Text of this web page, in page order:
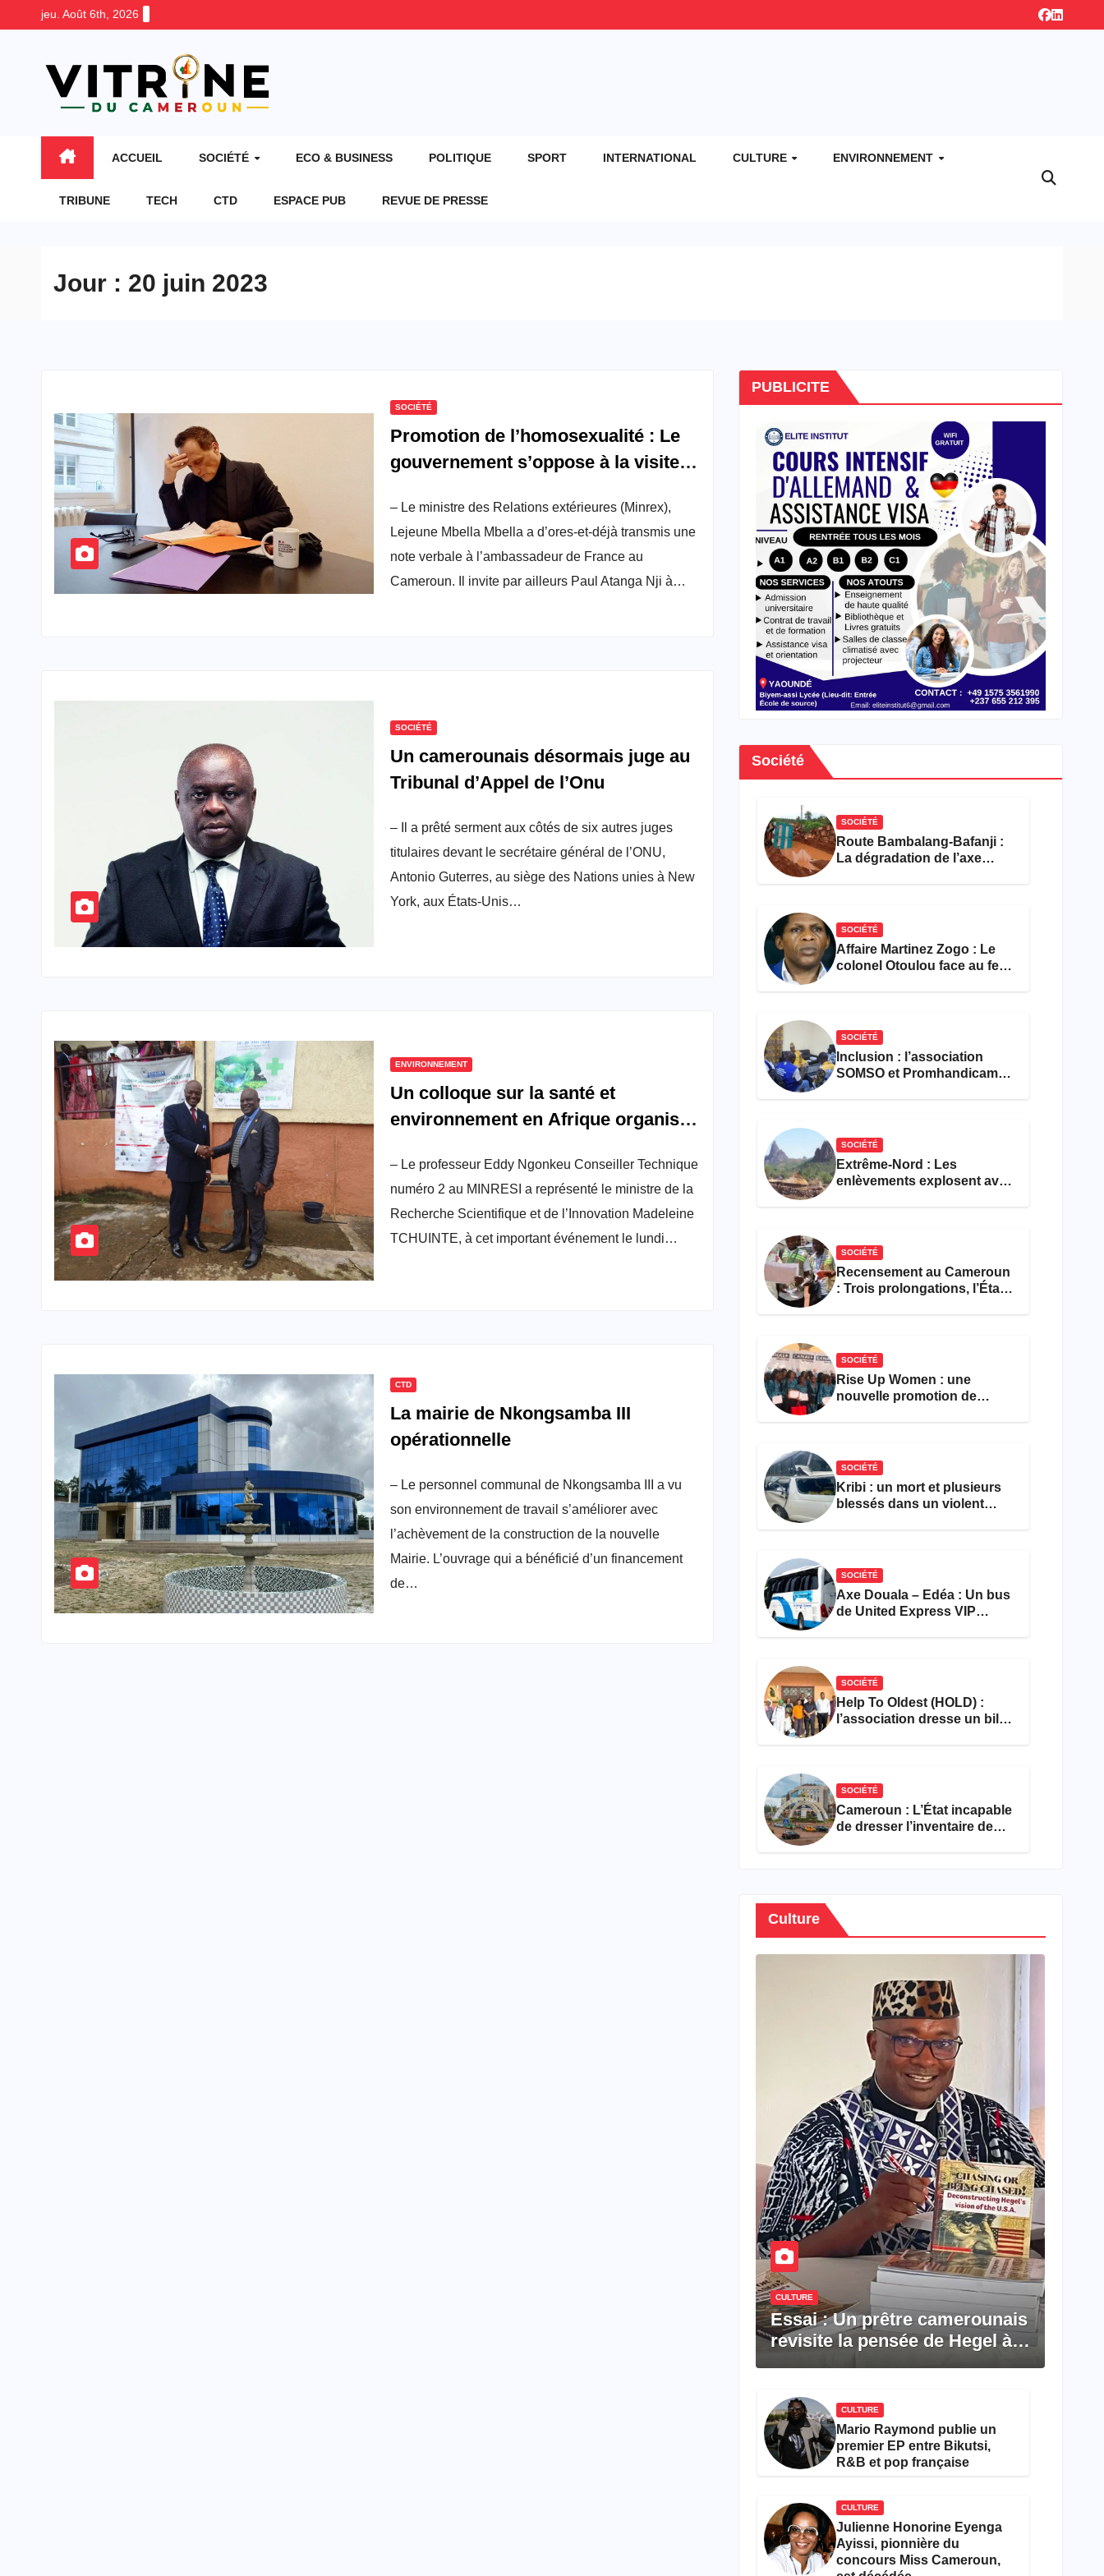
jeu. Août 6th, 2026
ACCUEIL SOCIÉTÉ ECO & BUSINESS POLITIQUE SPORT INTERNATIONAL CULTURE ENVIRONNEMENT
TRIBUNE TECH CTD ESPACE PUB REVUE DE PRESSE
Jour : 20 juin 2023
SOCIÉTÉ
Promotion de l’homosexualité : Le
gouvernement s’oppose à la visite
– Le ministre des Relations extérieures (Minrex),
Lejeune Mbella Mbella a d’ores-et-déjà transmis une
note verbale à l’ambassadeur de France au
Cameroun. Il invite par ailleurs Paul Atanga Nji à…
SOCIÉTÉ
Un camerounais désormais juge au
Tribunal d’Appel de l’Onu
– Il a prêté serment aux côtés de six autres juges
titulaires devant le secrétaire général de l’ONU,
Antonio Guterres, au siège des Nations unies à New
York, aux États-Unis…
ENVIRONNEMENT
Un colloque sur la santé et
environnement en Afrique organisé
– Le professeur Eddy Ngonkeu Conseiller Technique
numéro 2 au MINRESI a représenté le ministre de la
Recherche Scientifique et de l’Innovation Madeleine
TCHUINTE, à cet important événement le lundi…
CTD
La mairie de Nkongsamba III
opérationnelle
– Le personnel communal de Nkongsamba III a vu
son environnement de travail s’améliorer avec
l’achèvement de la construction de la nouvelle
Mairie. L’ouvrage qui a bénéficié d’un financement
de…
PUBLICITE
Société
SOCIÉTÉ
Route Bambalang-Bafanji :
La dégradation de l’axe
SOCIÉTÉ
Affaire Martinez Zogo : Le
colonel Otoulou face au feu
SOCIÉTÉ
Inclusion : l’association
SOMSO et Promhandicam
SOCIÉTÉ
Extrême-Nord : Les
enlèvements explosent avec
SOCIÉTÉ
Recensement au Cameroun
: Trois prolongations, l’État
SOCIÉTÉ
Rise Up Women : une
nouvelle promotion de
SOCIÉTÉ
Kribi : un mort et plusieurs
blessés dans un violent
SOCIÉTÉ
Axe Douala – Edéa : Un bus
de United Express VIP
SOCIÉTÉ
Help To Oldest (HOLD) :
l’association dresse un bilan
SOCIÉTÉ
Cameroun : L’État incapable
de dresser l’inventaire de
Culture
CULTURE
Essai : Un prêtre camerounais
revisite la pensée de Hegel à
CULTURE
Mario Raymond publie un
premier EP entre Bikutsi,
R&B et pop française
CULTURE
Julienne Honorine Eyenga
Ayissi, pionnière du
concours Miss Cameroun,